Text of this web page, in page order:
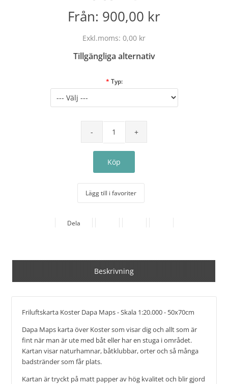
Från: 900,00 kr
Exkl.moms: 0,00 kr
Tillgängliga alternativ
* Typ:
Lägg till i favoriter
Dela
Beskrivning
Friluftskarta Koster Dapa Maps - Skala 1:20.000 - 50x70cm
Dapa Maps karta över Koster som visar dig och allt som är
fint när man är ute med båt eller har en stuga i området.
Kartan visar naturhamnar, båtklubbar, orter och så många
badstränder som får plats.
Kartan är tryckt på matt papper av hög kvalitet och blir gjord